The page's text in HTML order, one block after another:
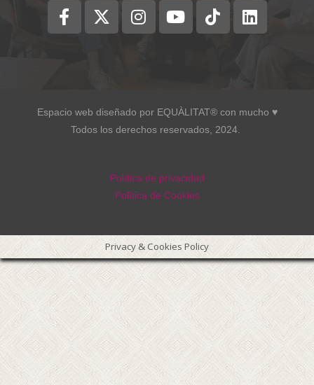
Espacio web diseñado por EQUÀLITAT® con mucho ♥︎
Todos los derechos reservados, 2024.
Política de privacidad
Política de Cookies
Privacy & Cookies Policy